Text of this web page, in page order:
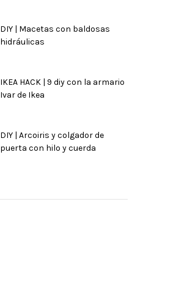
DIY | Macetas con baldosas
hidráulicas
IKEA HACK | 9 diy con la armario
Ivar de Ikea
DIY | Arcoiris y colgador de
puerta con hilo y cuerda